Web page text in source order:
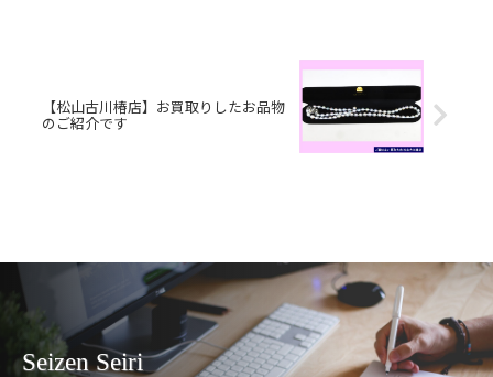
【松山古川椿店】お買取りしたお品物
のご紹介です
Seizen Seiri